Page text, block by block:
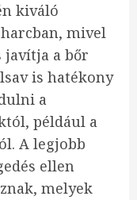
kiváló
mivel
javítja a bőr
is hatékony
a
például a
A legjobb
ellen
melyek